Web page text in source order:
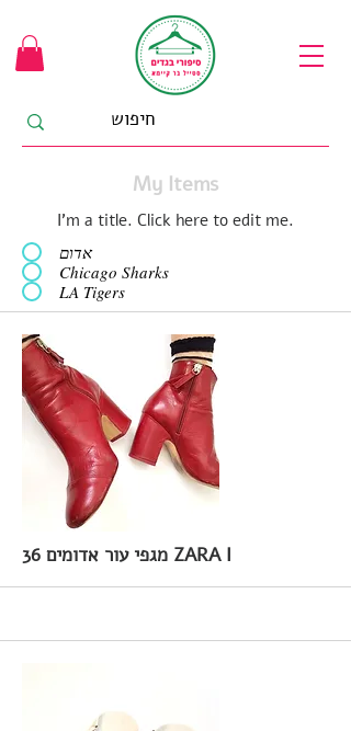
My Items
I'm a title. ​Click here to edit me.
אדום
Chicago Sharks
LA Tigers
36 מגפי עור אדומים ZARA I